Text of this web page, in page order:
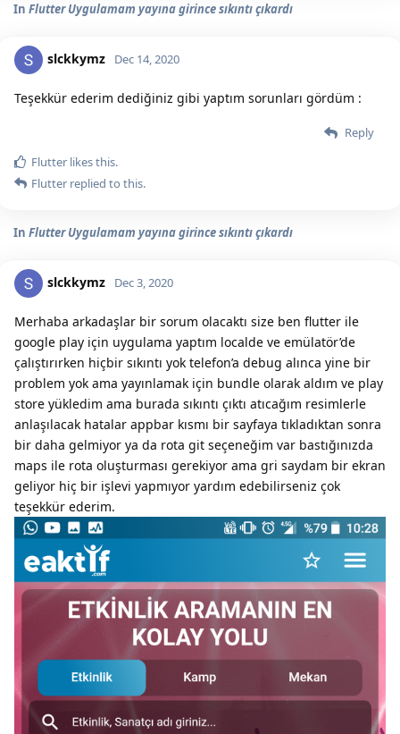
In Flutter Uygulamam yayına girince sıkıntı çıkardı
slckkymz Dec 14, 2020
Teşekkür ederim dediğiniz gibi yaptım sorunları gördüm :
Reply
Flutter likes this.
Flutter replied to this.
In Flutter Uygulamam yayına girince sıkıntı çıkardı
slckkymz Dec 3, 2020
Merhaba arkadaşlar bir sorum olacaktı size ben flutter ile
google play için uygulama yaptım localde ve emülatör’de
çalıştırırken hiçbir sıkıntı yok telefon’a debug alınca yine bir
problem yok ama yayınlamak için bundle olarak aldım ve play
store yükledim ama burada sıkıntı çıktı atıcağım resimlerle
anlaşılacak hatalar appbar kısmı bir sayfaya tıkladıktan sonra
bir daha gelmiyor ya da rota git seçeneğim var bastığınızda
maps ile rota oluşturması gerekiyor ama gri saydam bir ekran
geliyor hiç bir işlevi yapmıyor yardım edebilirseniz çok
teşekkür ederim.